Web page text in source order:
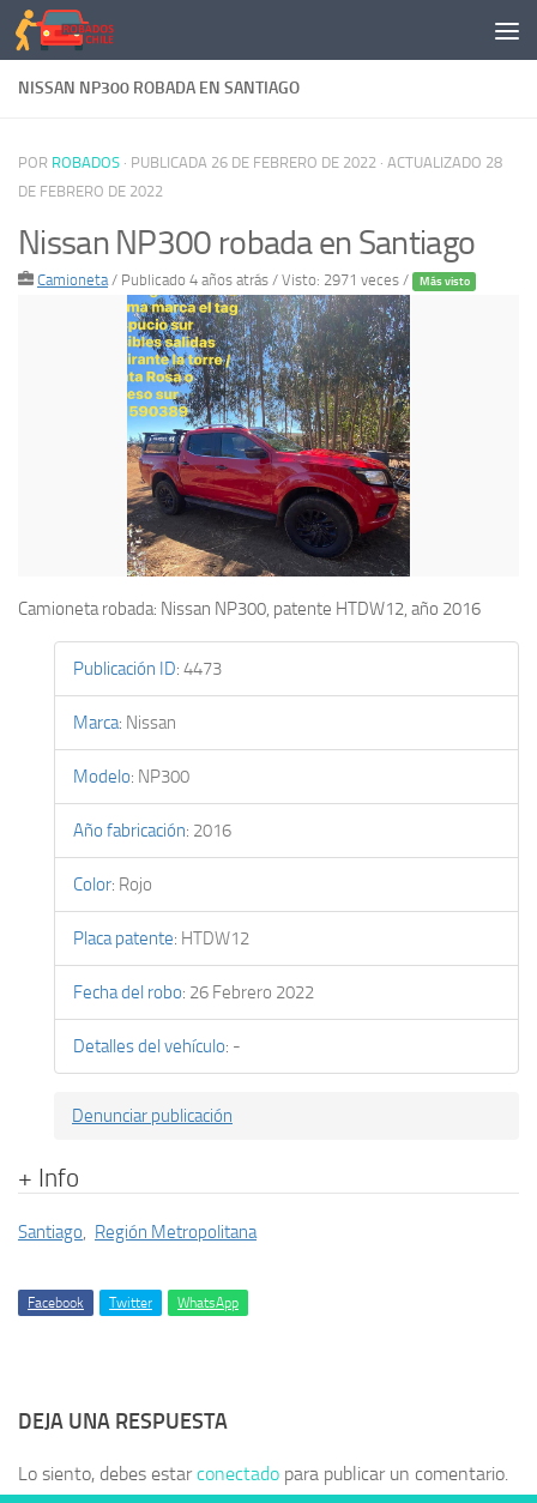
Saltar al contenido
NISSAN NP300 ROBADA EN SANTIAGO
POR ROBADOS · PUBLICADA 26 DE FEBRERO DE 2022 · ACTUALIZADO 28
DE FEBRERO DE 2022
Nissan NP300 robada en Santiago
Camioneta/ Publicado 4 años atrás / Visto: 2971 veces / Más visto
Camioneta robada: Nissan NP300, patente HTDW12, año 2016
Publicación ID: 4473
Marca: Nissan
Modelo: NP300
Año fabricación: 2016
Color: Rojo
Placa patente: HTDW12
Fecha del robo: 26 Febrero 2022
Detalles del vehículo: -
Denunciar publicación
+ Info
Santiago, Región Metropolitana
Facebook Twitter WhatsApp
DEJA UNA RESPUESTA
Lo siento, debes estarconectado para publicar un comentario.